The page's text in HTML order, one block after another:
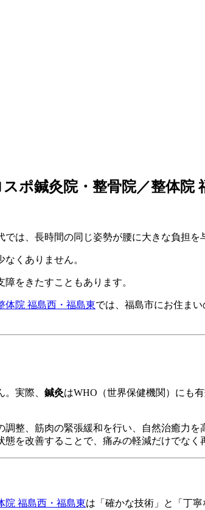
ポ鍼灸院・整骨院／整体院
は、長時間の同じ姿勢が腰に大きな負担を
くありません。
をきたすこともあります。
院 福島西・福島東では、福島市にお住ま
実際、 鍼灸はWHO（世界保健機関）にも
整、筋肉の緊張緩和を行い、自然治癒力を
態を改善することで、痛みの軽減だけでなく
福島西・福島東は「確かな技術」と「丁